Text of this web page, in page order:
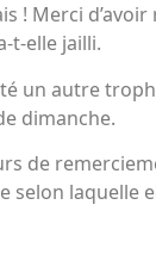
! Merci
t-elle jailli.
un autre
dimanche.
de
selon laquelle